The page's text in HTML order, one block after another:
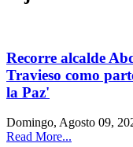
Recorre alcalde
Travieso como
la Paz'
Domingo, Agosto 09,
Read More...